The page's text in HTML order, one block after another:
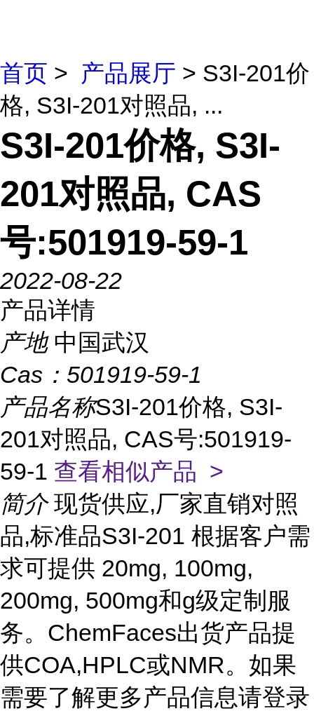
首页 > 产品展厅 > S3I-201价
格, S3I-201对照品, ...
S3I-201价格, S3I-
201对照品, CAS
号:501919-59-1
2022-08-22
产品详情
产地 中国武汉
Cas： 501919-59-1
产品名称S3I-201价格, S3I-
201对照品, CAS号:501919-
59-1 查看相似产品 >
简介 现货供应,厂家直销对照
品,标准品S3I-201 根据客户需
求可提供 20mg, 100mg,
200mg, 500mg和g级定制服
务。ChemFaces出货产品提
供COA,HPLC或NMR。如果
需要了解更多产品信息请登录